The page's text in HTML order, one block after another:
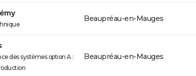
Beaupréau-en-Mauges
des systèmes option A :
Beaupréau-en-Mauges